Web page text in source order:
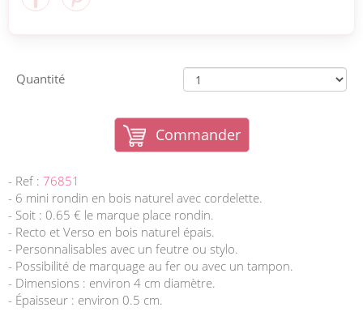
Quantité
Commander
- Ref : 76851
- 6 mini rondin en bois naturel avec cordelette.
- Soit : 0.65 € le marque place rondin.
- Recto et Verso en bois naturel épais.
- Personnalisables avec un feutre ou stylo.
- Possibilité de marquage au fer ou avec un tampon.
- Dimensions : environ 4 cm diamètre.
- Épaisseur : environ 0.5 cm.